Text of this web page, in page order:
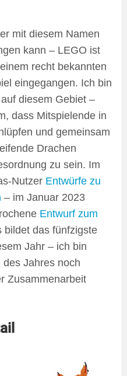
mit diesem Namen
kann – LEGO ist
recht bekannten
eingegangen. Ich bin
diesem Gebiet –
dass Mitspielende in
und gemeinsam
Drachen
zu sein. Im
Nutzer Entwürfe zu
– im Januar 2023
Entwurf zum
bildet das fünfzigste
Jahr – ich bin
Jahres noch
Zusammenarbeit